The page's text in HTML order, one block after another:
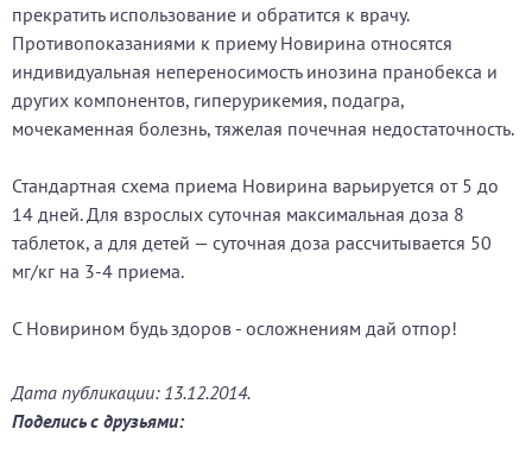
прекратить использование и обратится к врачу.
Противопоказаниями к приему Новирина относятся
индивидуальная непереносимость инозина пранобекса и
других компонентов, гиперурикемия, подагра,
мочекаменная болезнь, тяжелая почечная недостаточность.
Стандартная схема приема Новирина варьируется от 5 до
14 дней. Для взрослых суточная максимальная доза 8
таблеток, а для детей — суточная доза рассчитывается 50
мг/кг на 3-4 приема.
С Новирином будь здоров - осложнениям дай отпор!
Дата публикации: 13.12.2014.
Поделись с друзьями: